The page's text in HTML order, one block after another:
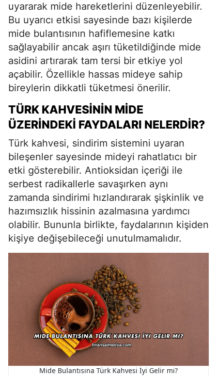
uyararak mide hareketlerini düzenleyebilir.
Bu uyarıcı etkisi sayesinde bazı kişilerde
mide bulantısının hafiflemesine katkı
sağlayabilir ancak aşırı tüketildiğinde mide
asidini artırarak tam tersi bir etkiye yol
açabilir. Özellikle hassas mideye sahip
bireylerin dikkatli tüketmesi önerilir.
TÜRK KAHVESININ MIDE
ÜZERINDEKI FAYDALARI NELERDIR?
Türk kahvesi, sindirim sistemini uyaran
bileşenler sayesinde mideyi rahatlatıcı bir
etki gösterebilir. Antioksidan içeriği ile
serbest radikallerle savaşırken aynı
zamanda sindirimi hızlandırarak şişkinlik ve
hazımsızlık hissinin azalmasına yardımcı
olabilir. Bununla birlikte, faydalarının kişiden
kişiye değişebileceği unutulmamalıdır.
Mide Bulantısına Türk Kahvesi İyi Gelir mi?